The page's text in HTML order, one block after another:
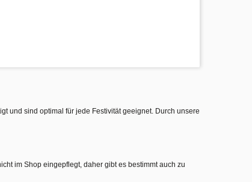
und sind optimal für jede Festivität geeignet. Durch unsere
im Shop eingepflegt, daher gibt es bestimmt auch zu